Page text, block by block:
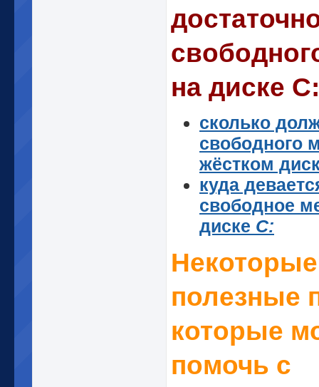
на диске С:
сколько
свободного
жёстком
куда
свободное
диске С:
Некоторые
полезные
которые
помочь с